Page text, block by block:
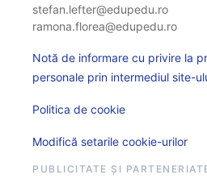
stefan.lefter@edupedu.ro
ramona.florea@edupedu.ro
Notă de informare cu privire la
personale prin intermediul site-
Politica de cookie
Modifică setarile cookie-urilor
PUBLICITATE ȘI